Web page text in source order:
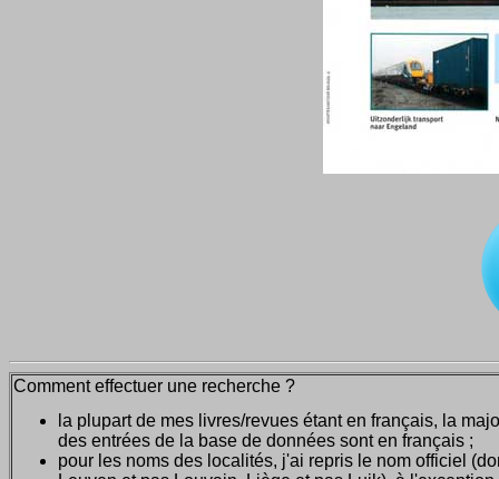
Comment effectuer une recherche ?
la plupart de mes livres/revues étant en français, la
des entrées de la base de données sont en français ;
pour les noms des localités, j'ai repris le nom officiel